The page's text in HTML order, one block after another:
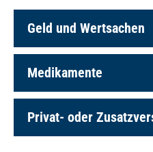
Geld und Wertsachen
Medikamente
Privat- oder